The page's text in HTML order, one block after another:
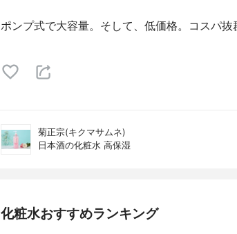
ポンプ式で大容量。そして、低価格。コスパ抜
菊正宗(キクマサムネ)
日本酒の化粧水 高保湿
化粧水おすすめランキング